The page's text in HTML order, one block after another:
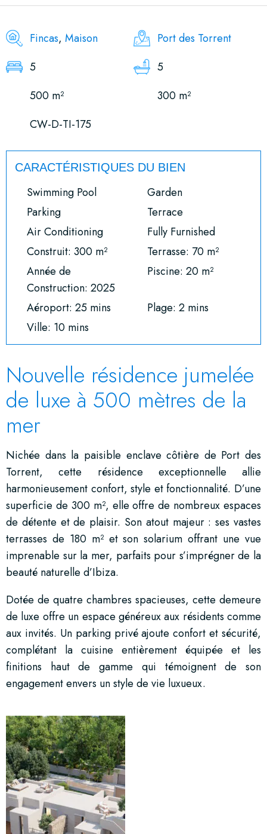
Fincas, Maison
Port des Torrent
5
5
500 m²
300 m²
CW-D-TI-175
CARACTÉRISTIQUES DU BIEN
Swimming Pool
Garden
Parking
Terrace
Air Conditioning
Fully Furnished
Construit: 300 m²
Terrasse: 70 m²
Année de
Construction: 2025
Piscine: 20 m²
Aéroport: 25 mins
Plage: 2 mins
Ville: 10 mins
Nouvelle résidence jumelée
de luxe à 500 mètres de la
mer
Nichée dans la paisible enclave côtière de Port des
Torrent, cette résidence exceptionnelle allie
harmonieusement confort, style et fonctionnalité. D’une
superficie de 300 m², elle offre de nombreux espaces
de détente et de plaisir. Son atout majeur : ses vastes
terrasses de 180 m² et son solarium offrant une vue
imprenable sur la mer, parfaits pour s’imprégner de la
beauté naturelle d’Ibiza.
Dotée de quatre chambres spacieuses, cette demeure
de luxe offre un espace généreux aux résidents comme
aux invités. Un parking privé ajoute confort et sécurité,
complétant la cuisine entièrement équipée et les
finitions haut de gamme qui témoignent de son
engagement envers un style de vie luxueux.